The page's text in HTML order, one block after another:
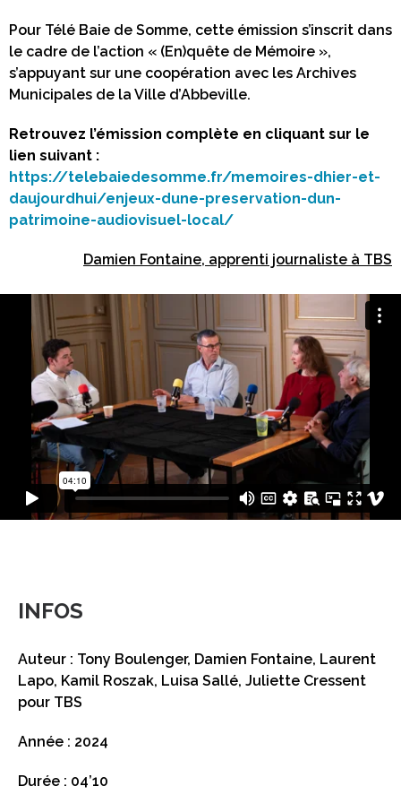
Pour Télé Baie de Somme, cette émission s’inscrit dans
le cadre de l’action « (En)quête de Mémoire »,
s’appuyant sur une coopération avec les Archives
Municipales de la Ville d’Abbeville.
Retrouvez l’émission complète en cliquant sur le
lien suivant :
https://telebaiedesomme.fr/memoires-dhier-et-
daujourdhui/enjeux-dune-preservation-dun-
patrimoine-audiovisuel-local/
Damien Fontaine, apprenti journaliste à TBS
INFOS
Auteur : Tony Boulenger, Damien Fontaine, Laurent
Lapo, Kamil Roszak, Luisa Sallé, Juliette Cressent
pour TBS
Année : 2024
Durée : 04’10